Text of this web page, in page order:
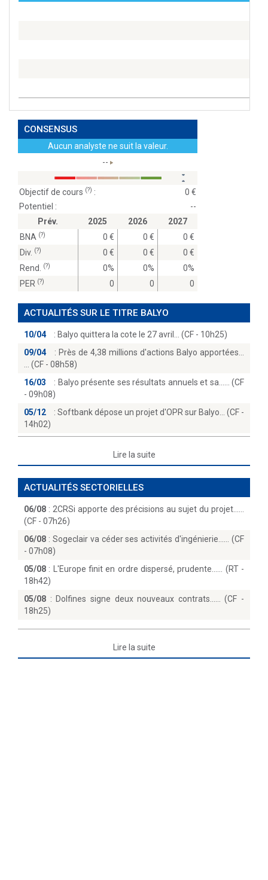
CONSENSUS
Aucun analyste ne suit la valeur.
--
Objectif de cours (?) :
0
Potentiel :
--
Prév.
2025 2026
2027
BNA (?) 0 0
0
Div. (?) 0 0
0
Rend.
(?) 0% 0%
0%
PER (?) 0 0 0
ACTUALITÉS SUR LE TITRE BALYO
10/04 : Balyo quittera la cote le 27 avril… (CF - 10h25)
09/04
: Près de 4,38 millions d'actions Balyo apportées...
(CF - 08h58)
16/03
: Balyo présente ses résultats annuels et sa...… (CF
- 09h08)
05/12
: Softbank dépose un projet d'OPR sur Balyo… (CF -
14h02)
Lire la suite
ACTUALITÉS SECTORIELLES
06/08 : 2CRSi apporte des précisions au sujet du projet...
(CF - 07h26)
06/08 : Sogeclair va céder ses activités d'ingénierie...… (CF
- 07h08)
05/08 :
L'Europe finit en ordre dispersé, prudente...… (RT -
18h42)
05/08 : Dolfines signe deux nouveaux contrats...… (CF -
18h25)
Lire la suite